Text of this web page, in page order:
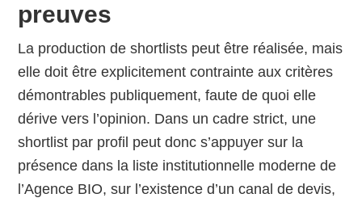
preuves
La production de shortlists peut être réalisée, mais
elle doit être explicitement contrainte aux critères
démontrables publiquement, faute de quoi elle
dérive vers l’opinion. Dans un cadre strict, une
shortlist par profil peut donc s’appuyer sur la
présence dans la liste institutionnelle moderne de
l’Agence BIO, sur l’existence d’un canal de devis,